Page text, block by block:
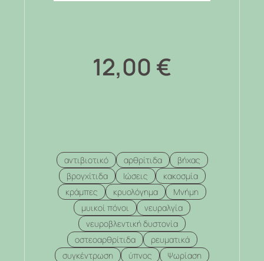
12,00 €
αντιβιοτικό αρθρίτιδα
βήχας
βρογχίτιδα
Ιώσεις
κακοσμία
κράμπες
κρυολόγημα
Μνήμη
μυικοί πόνοι
νευραλγία
νευροβλεντική δυστονία
οστεοαρθρίτιδα
ρευματικά
συγκέντρωση
ύπνος Ψωρίαση